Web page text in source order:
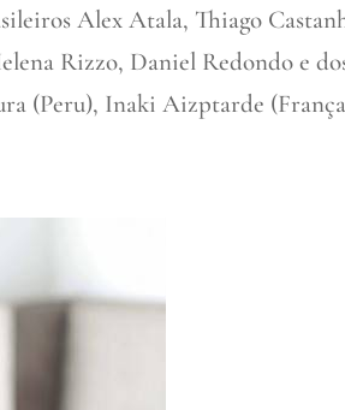
Alex Atala, Thiago
Rizzo, Daniel Redondo e
(Peru), Inaki Aizptarde